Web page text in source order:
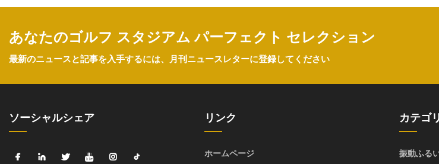
あなたのゴルフ スタジアム パーフェクト セレクション
最新のニュースと記事を入手するには、月刊ニュースレターに登録してください
ソーシャルシェア リンク
ホームページ
カテゴ
振動ふる